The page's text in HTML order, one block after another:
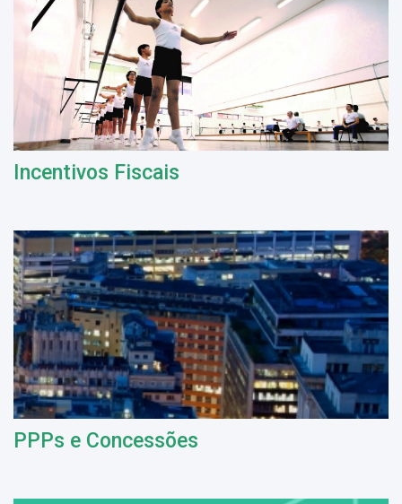
Incentivos Fiscais
PPPs e Concessões